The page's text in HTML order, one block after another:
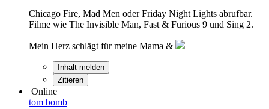
Chicago Fire, Mad Men oder Friday Night Lights abrufbar.
Filme wie The Invisible Man, Fast & Furious 9 und Sing 2.
Mein Herz schlägt für meine Mama &
Inhalt melden
Zitieren
Online
tom bomb